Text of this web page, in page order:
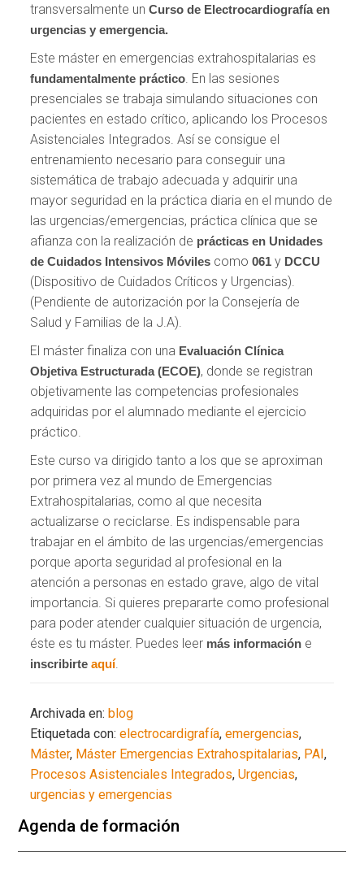
transversalmente unCurso de Electrocardiografía en
urgencias y emergencia.
Este máster en emergencias extrahospitalarias es
fundamentalmente práctico . En las sesiones
presenciales se trabaja simulando situaciones con
pacientes en estado crítico, aplicando los Procesos
Asistenciales Integrados. Así se consigue el
entrenamiento necesario para conseguir una
sistemática de trabajo adecuada y adquirir una
mayor seguridad en la práctica diaria en el mundo de
las urgencias/emergencias, práctica clínica que se
afianza con la realización de prácticas en Unidades
de Cuidados Intensivos Móviles como061 y DCCU
(Dispositivo de Cuidados Críticos y Urgencias).
(Pendiente de autorización por la Consejería de
Salud y Familias de la J.A).
El máster finaliza con una Evaluación Clínica
Objetiva Estructurada (ECOE), donde se registran
objetivamente las competencias profesionales
adquiridas por el alumnado mediante el ejercicio
práctico.
Este curso va dirigido tanto a los que se aproximan
por primera vez al mundo de Emergencias
Extrahospitalarias, como al que necesita
actualizarse o reciclarse. Es indispensable para
trabajar en el ámbito de las urgencias/emergencias
porque aporta seguridad al profesional en la
atención a personas en estado grave, algo de vital
importancia. Si quieres prepararte como profesional
para poder atender cualquier situación de urgencia,
éste es tu máster. Puedes leer más información e
inscribirte aquí.
Archivada en:blog
Etiquetada con:electrocardigrafía,emergencias,
Máster, Máster Emergencias Extrahospitalarias, PAI,
Procesos Asistenciales Integrados,Urgencias,
urgencias y emergencias
Agenda de formación